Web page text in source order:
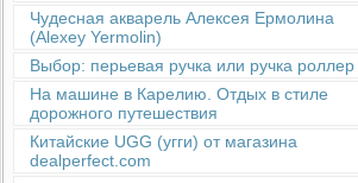
Чудесная акварель Алексея Ермолина
(Alexey Yermolin)
Выбор: перьевая ручка или ручка роллер
На машине в Карелию. Отдых в стиле
дорожного путешествия
Китайские UGG (угги) от магазина
dealperfect.com